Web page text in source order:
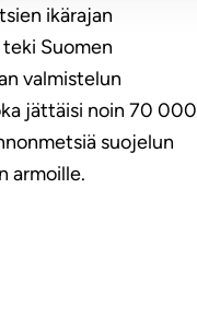
ikärajan
Suomen
valmistelun
jättäisi noin 70 000
suojelun
armoille.